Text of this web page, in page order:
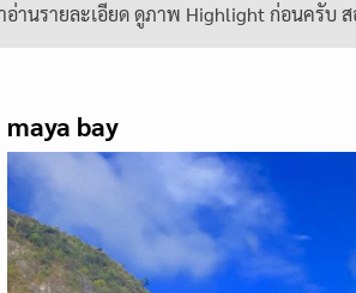
านรายละเอียด ดูภาพ Highlight ก่อนครับ
maya bay